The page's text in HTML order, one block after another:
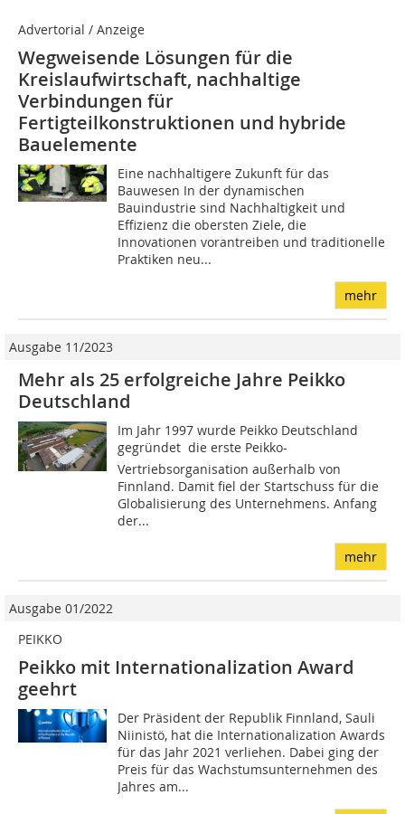
Advertorial / Anzeige
Wegweisende Lösungen für die
Kreislaufwirtschaft, nachhaltige
Verbindungen für
Fertigteilkonstruktionen und hybride
Bauelemente
Eine nachhaltigere Zukunft für das
Bauwesen In der dynamischen
Bauindustrie sind Nachhaltigkeit und
Effizienz die obersten Ziele, die
Innovationen vorantreiben und traditionelle
Praktiken neu...
mehr
Ausgabe 11/2023
Mehr als 25 erfolgreiche Jahre Peikko
Deutschland
Im Jahr 1997 wurde Peikko Deutschland
gegründet  die erste Peikko-
Vertriebsorganisation außerhalb von
Finnland. Damit fiel der Startschuss für die
Globalisierung des Unternehmens. Anfang
der...
mehr
Ausgabe 01/2022
PEIKKO
Peikko mit Internationalization Award
geehrt
Der Präsident der Republik Finnland, Sauli
Niinistö, hat die Internationalization Awards
für das Jahr 2021 verliehen. Dabei ging der
Preis für das Wachstumsunternehmen des
Jahres am...